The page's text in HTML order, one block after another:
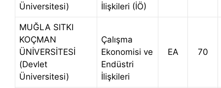
Üniversitesi)
İlişkileri (İÖ)
MUĞLA SITKI
KOÇMAN
ÜNİVERSİTESİ
(Devlet
Üniversitesi)
Çalışma
Ekonomisi ve
Endüstri
İlişkileri
EA 70